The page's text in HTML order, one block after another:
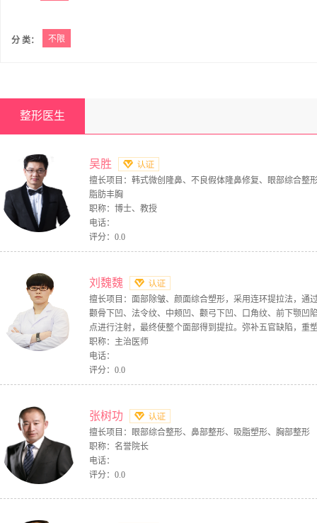
分 类： 不限
整形医生
吴胜
擅长项目：韩式微创隆鼻、不良假体隆鼻修复、眼部综合整
脂肪丰胸
职称：博士、教授
电话：
评分：0.0
刘魏魏
擅长项目：面部除皱、颜面综合塑形，采用连环提拉法，通
颧骨下凹、法令纹、中颊凹、颧弓下凹、口角纹、前下颚凹
点进行注射，最终使整个面部得到提拉。弥补五官缺陷，重
职称：主治医师
电话：
评分：0.0
张树功
擅长项目：眼部综合整形、鼻部整形、吸脂塑形、胸部整形
职称：名誉院长
电话：
评分：0.0